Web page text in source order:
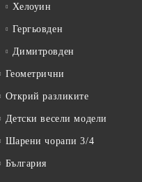
Хелоуин
Гергьовден
Димитровден
Геометрични
Открий разликите
Детски весели модели
Шарени чорапи 3/4
България